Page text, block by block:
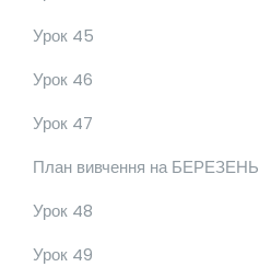
Урок 45
Урок 46
Урок 47
План вивчення на БЕРЕЗЕНЬ
Урок 48
Урок 49